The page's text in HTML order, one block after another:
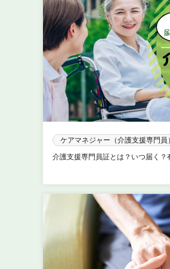
ケアマネジャー（介護支援専門員
介護支援専門員証とは？いつ届く